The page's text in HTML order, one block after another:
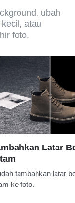
ubah
atau
foto.
Latar
tambahkan latar
ke foto.